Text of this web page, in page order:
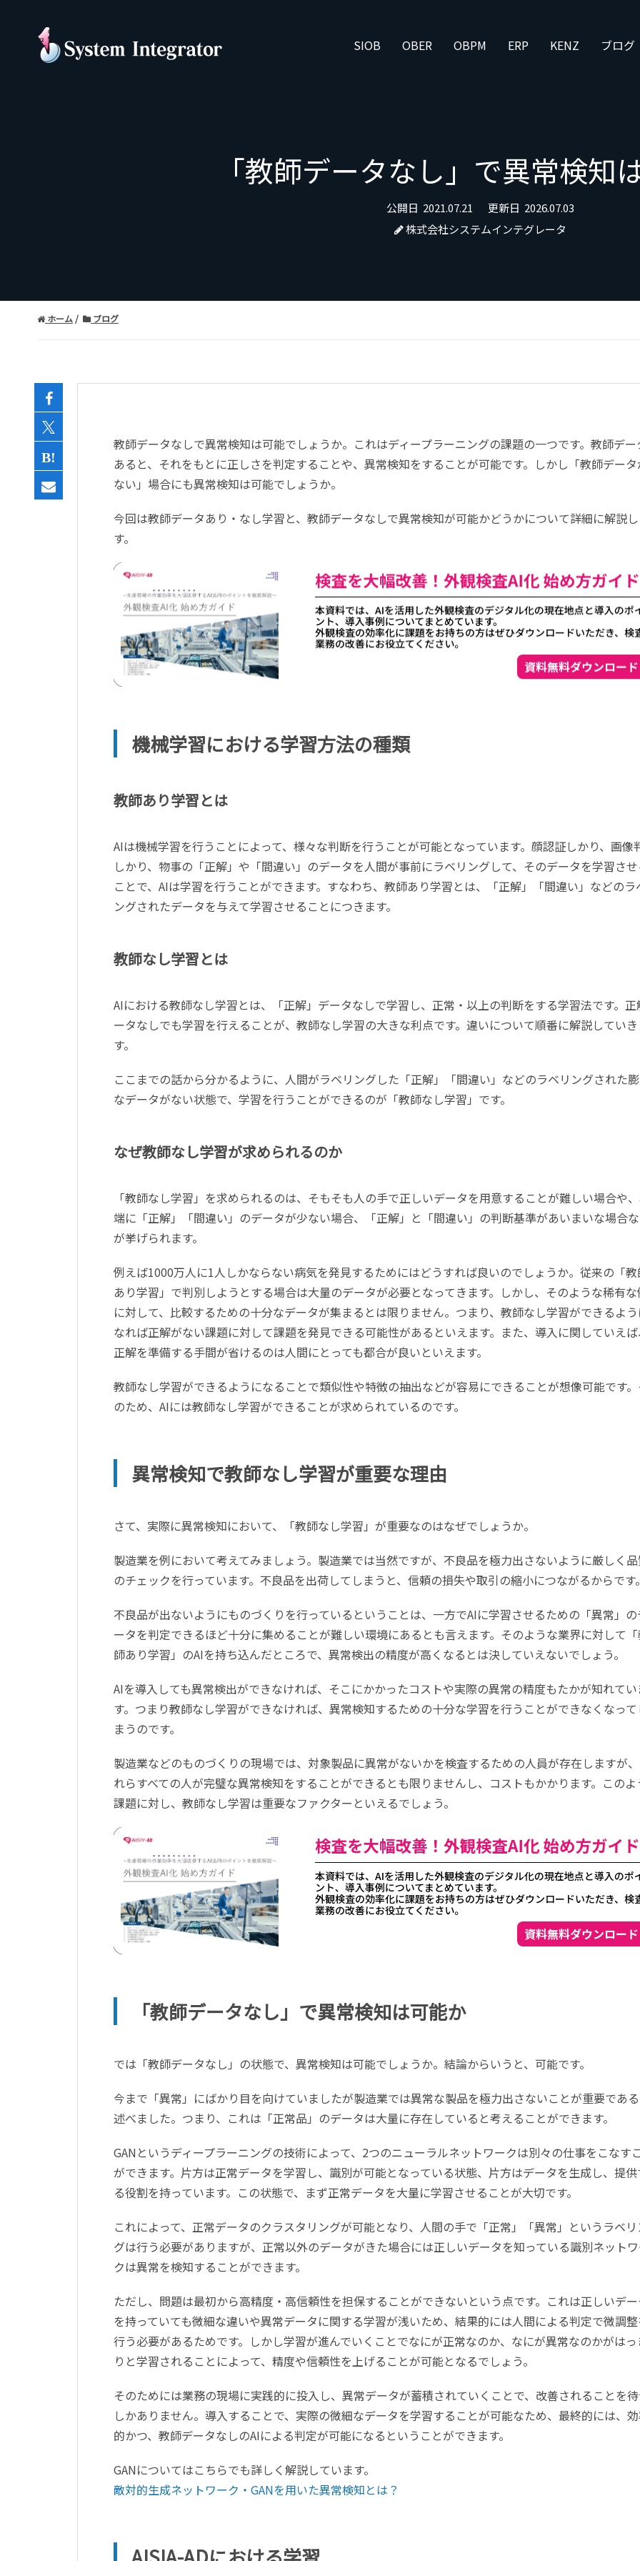
SIOB OBER OBPM ERP KENZ ブログ
「教師データなし」で異常検知
公開日 2021.07.21 更新日 2026.07.03
株式会社システムインテグレータ
ホーム ブログ
教師データなしで異常検知は可能でしょうか。これはディープラーニングの課題の一つです。教師デー
あると、それをもとに正しさを判定することや、異常検知をすることが可能です。しかし「教師データ
ない」場合にも異常検知は可能でしょうか。
今回は教師データあり・なし学習と、教師データなしで異常検知が可能かどうかについて詳細に解説
す。
機械学習における学習方法の種類
教師あり学習とは
AIは機械学習を行うことによって、様々な判断を行うことが可能となっています。顔認証しかり、画像
しかり、物事の「正解」や「間違い」のデータを人間が事前にラベリングして、そのデータを学習させ
ことで、AIは学習を行うことができます。すなわち、教師あり学習とは、「正解」「間違い」などのラ
ングされたデータを与えて学習させることにつきます。
教師なし学習とは
AIにおける教師なし学習とは、「正解」データなしで学習し、正常・以上の判断をする学習法です。正
ータなしでも学習を行えることが、教師なし学習の大きな利点です。違いについて順番に解説していき
す。
ここまでの話から分かるように、人間がラベリングした「正解」「間違い」などのラベリングされた
なデータがない状態で、学習を行うことができるのが「教師なし学習」です。
なぜ教師なし学習が求められるのか
「教師なし学習」を求められるのは、そもそも人の手で正しいデータを用意することが難しい場合や
端に「正解」「間違い」のデータが少ない場合、「正解」と「間違い」の判断基準があいまいな場合
が挙げられます。
例えば1000万人に1人しかならない病気を発見するためにはどうすれば良いのでしょうか。従来の「
あり学習」で判別しようとする場合は大量のデータが必要となってきます。しかし、そのような稀有な
に対して、比較するための十分なデータが集まるとは限りません。つまり、教師なし学習ができるよ
なれば正解がない課題に対して課題を発見できる可能性があるといえます。また、導入に関していえば
正解を準備する手間が省けるのは人間にとっても都合が良いといえます。
教師なし学習ができるようになることで類似性や特徴の抽出などが容易にできることが想像可能です
のため、AIには教師なし学習ができることが求められているのです。
異常検知で教師なし学習が重要な理由
さて、実際に異常検知において、「教師なし学習」が重要なのはなぜでしょうか。
製造業を例において考えてみましょう。製造業では当然ですが、不良品を極力出さないように厳しく
のチェックを行っています。不良品を出荷してしまうと、信頼の損失や取引の縮小につながるからです。
不良品が出ないようにものづくりを行っているということは、一方でAIに学習させるための「異常」
ータを判定できるほど十分に集めることが難しい環境にあるとも言えます。そのような業界に対して
師あり学習」のAIを持ち込んだところで、異常検出の精度が高くなるとは決していえないでしょう。
AIを導入しても異常検出ができなければ、そこにかかったコストや実際の異常の精度もたかが知れてい
す。つまり教師なし学習ができなければ、異常検知するための十分な学習を行うことができなくなって
まうのです。
製造業などのものづくりの現場では、対象製品に異常がないかを検査するための人員が存在しますが
れらすべての人が完璧な異常検知をすることができるとも限りませんし、コストもかかります。このよ
課題に対し、教師なし学習は重要なファクターといえるでしょう。
「教師データなし」で異常検知は可能か
では「教師データなし」の状態で、異常検知は可能でしょうか。結論からいうと、可能です。
今まで「異常」にばかり目を向けていましたが製造業では異常な製品を極力出さないことが重要であ
述べました。つまり、これは「正常品」のデータは大量に存在していると考えることができます。
GANというディープラーニングの技術によって、2つのニューラルネットワークは別々の仕事をこなす
ができます。片方は正常データを学習し、識別が可能となっている状態、片方はデータを生成し、提供
る役割を持っています。この状態で、まず正常データを大量に学習させることが大切です。
これによって、正常データのクラスタリングが可能となり、人間の手で「正常」「異常」というラベリ
グは行う必要がありますが、正常以外のデータがきた場合には正しいデータを知っている識別ネット
クは異常を検知することができます。
ただし、問題は最初から高精度・高信頼性を担保することができないという点です。これは正しいデー
を持っていても微細な違いや異常データに関する学習が浅いため、結果的には人間による判定で微調整
行う必要があるためです。しかし学習が進んでいくことでなにが正常なのか、なにが異常なのかがはっ
りと学習されることによって、精度や信頼性を上げることが可能となるでしょう。
そのためには業務の現場に実践的に投入し、異常データが蓄積されていくことで、改善されることを
しかありません。導入することで、実際の微細なデータを学習することが可能なため、最終的には、
的かつ、教師データなしのAIによる判定が可能になるということができます。
GANについてはこちらでも詳しく解説しています。
敵対的生成ネットワーク・GANを用いた異常検知とは？